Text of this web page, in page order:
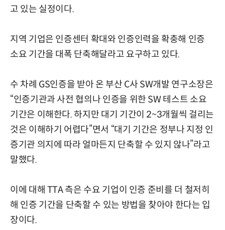
고 있는 실정이다.
지역 기업은 인증센터 확대와 인증인력을 확충해 인증
소요 기간을 대폭 단축해달라고 요구하고 있다.
수 차례 GS인증을 받아 온 부산 C사 SW개발 연구소장은
“인증기관과 사전 협의나 인증을 위한 SW 테스트 소요
기간은 이해한다. 하지만 대기 기간이 2~3개월씩 걸리는
것은 이해하기 어렵다”면서 “대기 기간은 정부나 지정 인
증기관 의지에 따라 얼마든지 단축할 수 있지 않나”라고
말했다.
이에 대해 TTA 측은 수요 기업이 인증 준비를 더 철저히
해 인증 기간을 단축할 수 있는 방법을 찾아야 한다는 입
장이다.